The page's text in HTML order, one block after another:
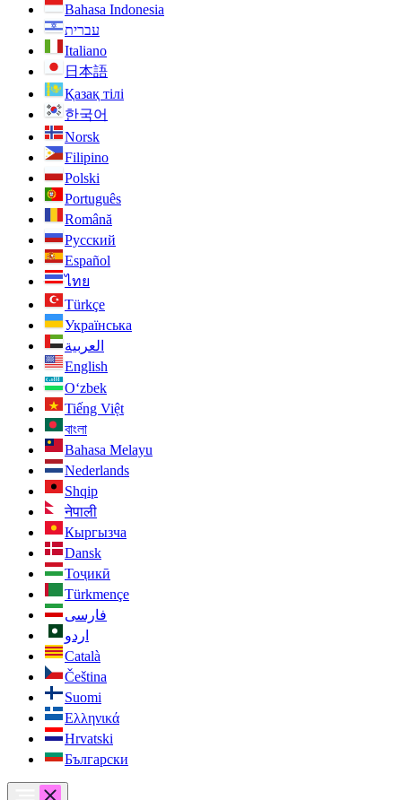
Bahasa Indonesia
עברית
Italiano
日本語
Қазақ тілі
한국어
Norsk
Filipino
Polski
Português
Română
Русский
Español
ไทย
Türkçe
Українська
العربية
English
O‘zbek
Tiếng Việt
বাংলা
Bahasa Melayu
Nederlands
Shqip
नेपाली
Кыргызча
Dansk
Тоҷикӣ
Türkmençe
فارسی
اردو
Català
Čeština
Suomi
Ελληνικά
Hrvatski
Български